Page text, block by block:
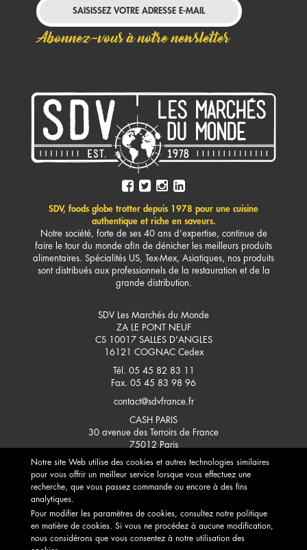
Abonnez-vous à notre newsletter
SDV, foods globe trotter depuis 1978 pour une cuisine
authentique et riche en saveurs.
Notre société, forte de ses 40 ans d’expertise, continue de
faire le tour du monde afin de dénicher les meilleurs produits
alimentaires. Spécialités US, Tex-Mex, Asiatiques, nos produits
sont distribués aux professionnels de la restauration et de la
grande distribution.
SDV Les Marchés du Monde
ZA LE PONT NEUF
CS 10017 SALLES D'ANGLES
16121
COGNAC Cedex
Tél. 05 45 82 83 11
Fax. 05 45 83 98 96
contact@sdvfrance.fr
CASH PARIS
30 avenue des Terroirs de France
75012 Paris
CONTACTEZ-NOUS
L'ABUS D'ALCOOL EST DANGEREUX POUR LA SANTÉ, À CONSOMMER AVEC MODÉRATION. POUR
Notre site Web utilise des cookies et autres technologies similaires
pour vous offrir un meilleur service lorsque vous effectuez une
recherche, que vous passez commande ou encore à des fins
analytiques.
Pour modifier les paramètres de cookies, consultez notre politique
en matière de cookies. Si vous ne procédez à aucune modification,
nous considérons que vous consentez à notre utilisation des